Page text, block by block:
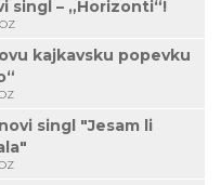
singl – „Horizonti“!
kajkavsku popevku
singl "Jesam li